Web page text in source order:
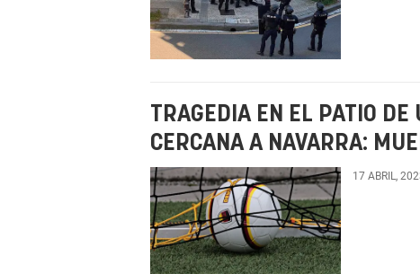
TRAGEDIA EN EL PATIO DE
CERCANA A NAVARRA:
17 ABRIL,